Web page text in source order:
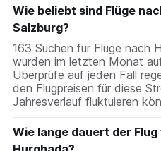
Wie beliebt sind Flüge
Salzburg?
163 Suchen für Flüge nach
wurden im letzten Monat
Überprüfe auf jeden Fall
den Flugpreisen für diese
Jahresverlauf fluktuieren
Wie lange dauert der